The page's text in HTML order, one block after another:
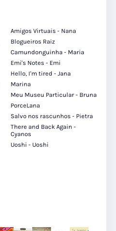
Amigos Virtuais - Nana
Blogueiros Raiz
Camundonguinha - Maria
Emi's Notes - Emi
Hello, I'm tired - Jana
Marina
Meu Museu Particular - Bruna
PorceLana
Salvo nos rascunhos - Pietra
There and Back Again -
Cyanos
Uoshi - Uoshi